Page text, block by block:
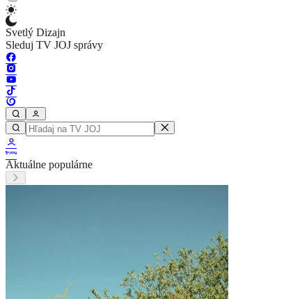
Svetlý Dizajn
Sleduj TV JOJ správy
Aktuálne populárne